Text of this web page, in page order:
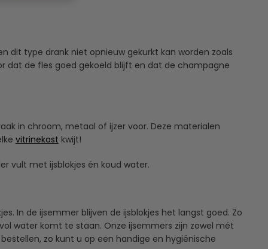
dit type drank niet opnieuw gekurkt kan worden zoals
dat de fles goed gekoeld blijft en dat de champagne
in chroom, metaal of ijzer voor. Deze materialen
vitrinekast kwijt!
vult met ijsblokjes én koud water.
In de ijsemmer blijven de ijsblokjes het langst goed. Zo
water komt te staan. Onze ijsemmers zijn zowel mét
zo kunt u op een handige en hygiënische